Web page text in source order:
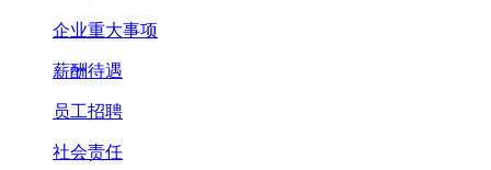
企业重大事项
薪酬待遇
员工招聘
社会责任